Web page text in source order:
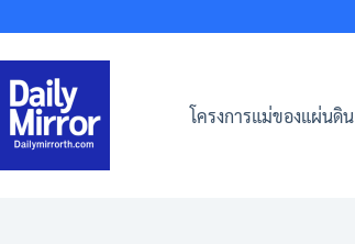
to
content
โครงการแม่ของแผ่นดิน